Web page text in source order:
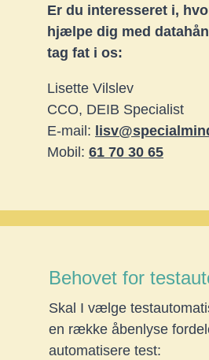
Er du interesseret i,
hjælpe dig med
tag fat i os:
Lisette Vilslev
CCO, DEIB Specialist
E-mail:
Mobil: 61 70 30 65
Behovet for
Skal I vælge
en række åbenlyse
automatisere test: